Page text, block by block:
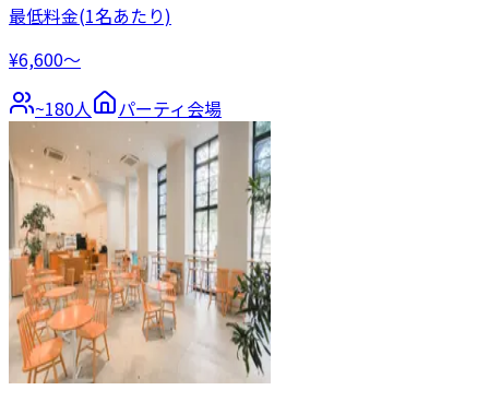
最低料金(1名あたり)
¥6,600〜
~180人 パーティ会場